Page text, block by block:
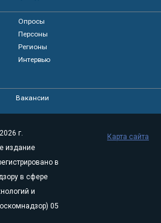
Опросы
Персоны
Регионы
Интервью
Вакансии
г.
издание
в
в сфере
и
05
Карта сайта